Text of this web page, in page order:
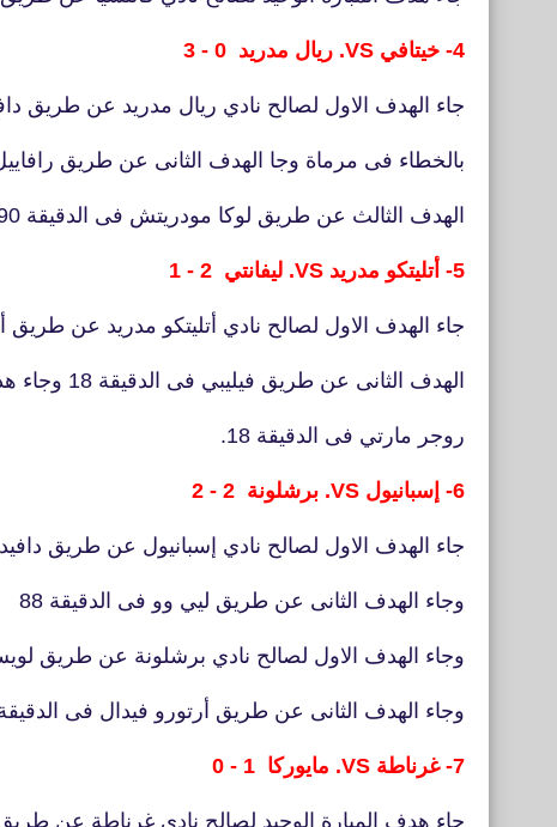
4- خيتافي VS. ريال مدريد 0 - 3
جاء الهدف الاول لصالح نادي ريال مدريد عن طريق
بالخطاء فى مرماة وجا الهدف الثانى عن طريق رافاييل
الهدف الثالث عن طريق لوكا مودريتش فى الدقيقة 90+6.
5- أتليتكو مدريد VS. ليفانتي 2 - 1
جاء الهدف الاول لصالح نادي أتليتكو مدريد عن طريق
الهدف الثانى عن طريق فيليبي فى الدقيقة 18 وجاء هدف ليفانتي عن طريق
روجر مارتي فى الدقيقة 18.
6- إسبانيول VS. برشلونة 2 - 2
جاء الهدف الاول لصالح نادي إسبانيول عن طريق دافيد
وجاء الهدف الثانى عن طريق ليي وو فى الدقيقة 88
وجاء الهدف الاول لصالح نادي برشلونة عن طريق
وجاء الهدف الثانى عن طريق أرتورو فيدال فى الدقيقة
7- غرناطة VS. مايوركا 1 - 0
جاء هدف المبارة الوحيد لصالح نادي غرناطة عن طريق